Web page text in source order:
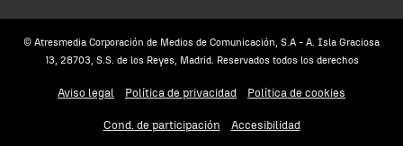
© Atresmedia Corporación de Medios de Comunicación, S.A - A. Isla Graciosa
13, 28703, S.S. de los Reyes, Madrid. Reservados todos los derechos
Aviso legal Política de privacidad Política de cookies
Cond. de participación Accesibilidad